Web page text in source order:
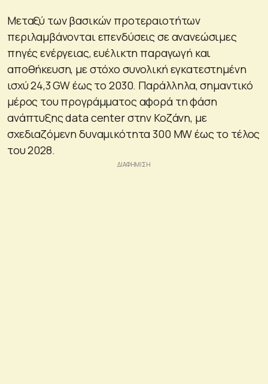
Μεταξύ των βασικών προτεραιοτήτων
περιλαμβάνονται επενδύσεις σε ανανεώσιμες
πηγές ενέργειας, ευέλικτη παραγωγή και
αποθήκευση, με στόχο συνολική εγκατεστημένη
ισχύ 24,3 GW έως το 2030. Παράλληλα, σημαντικό
μέρος του προγράμματος αφορά τη φάση
ανάπτυξης data center στην Κοζάνη, με
σχεδιαζόμενη δυναμικότητα 300 MW έως το τέλος
του 2028.